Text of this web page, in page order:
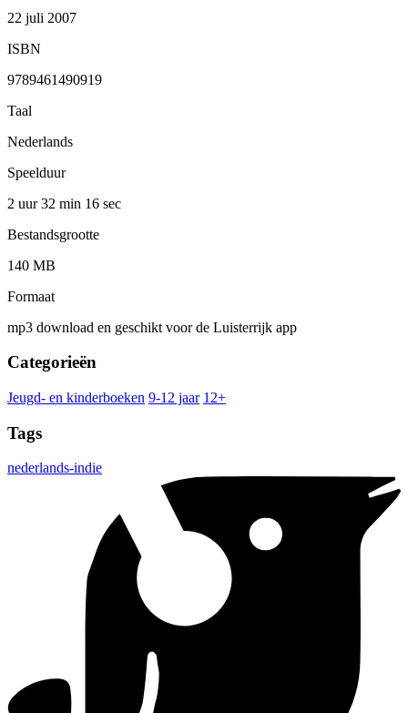
22 juli 2007
ISBN
9789461490919
Taal
Nederlands
Speelduur
2 uur 32 min 16 sec
Bestandsgrootte
140 MB
Formaat
mp3 download en geschikt voor de Luisterrijk app
Categorieën
Jeugd- en kinderboeken 9-12 jaar 12+
Tags
nederlands-indie